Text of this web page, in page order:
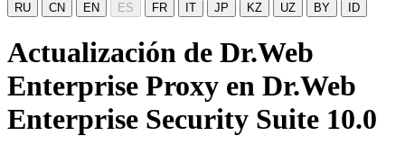
RU CN EN ES FR IT JP KZ UZ BY ID
Actualización de Dr.Web
Enterprise Proxy en Dr.Web
Enterprise Security Suite 10.0